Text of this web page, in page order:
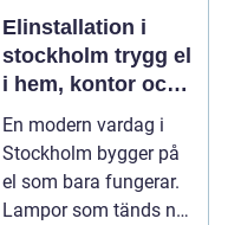
Elinstallation i
stockholm trygg el
i hem, kontor och
industri
En modern vardag i
Stockholm bygger på
el som bara fungerar.
Lampor som tänds när